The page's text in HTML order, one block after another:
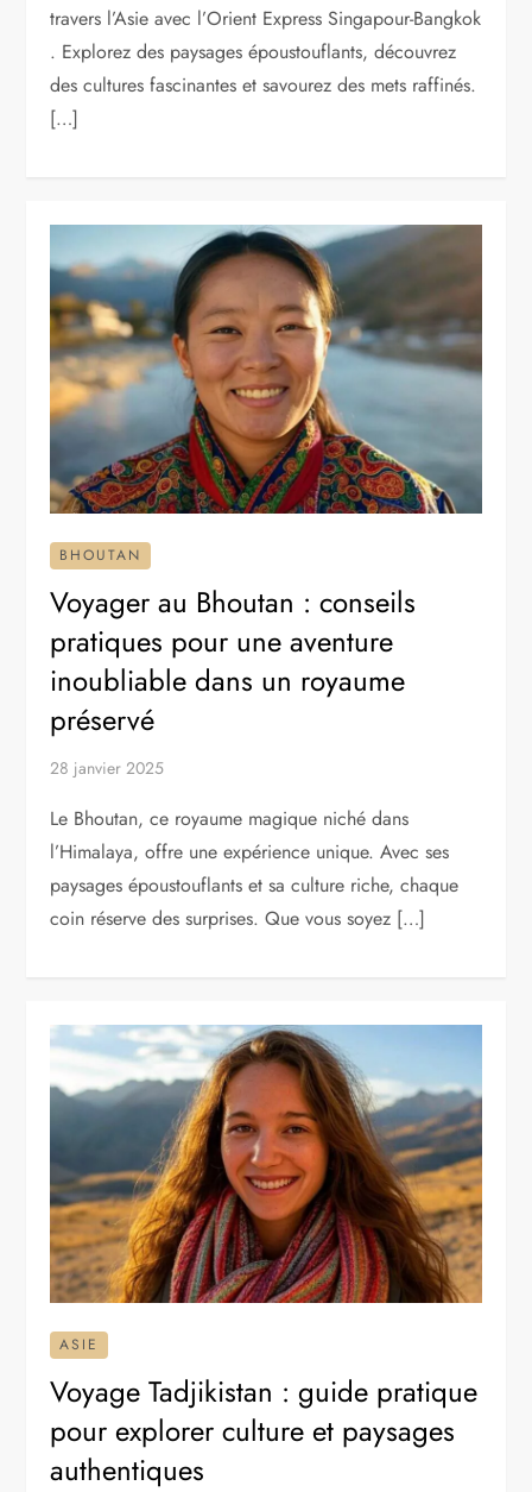
travers l’Asie avec l’Orient Express Singapour-Bangkok
. Explorez des paysages époustouflants, découvrez
des cultures fascinantes et savourez des mets raffinés.
[…]
BHOUTAN
Voyager au Bhoutan : conseils
pratiques pour une aventure
inoubliable dans un royaume
préservé
28 janvier 2025
Le Bhoutan, ce royaume magique niché dans
l’Himalaya, offre une expérience unique. Avec ses
paysages époustouflants et sa culture riche, chaque
coin réserve des surprises. Que vous soyez […]
ASIE
Voyage Tadjikistan : guide pratique
pour explorer culture et paysages
authentiques